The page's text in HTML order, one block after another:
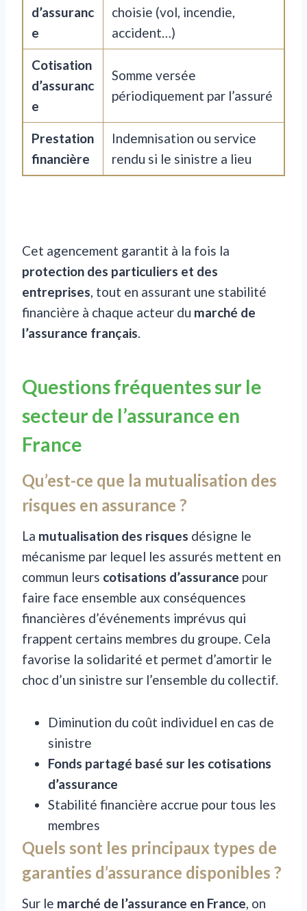
d’assuranc
e
choisie (vol, incendie,
accident…)
Cotisation
d’assuranc
e
Somme versée
périodiquement par l’assuré
Prestation
financière
Indemnisation ou service
rendu si le sinistre a lieu
Cet agencement garantit à la fois la
protection des particuliers et des
entreprises, tout en assurant une stabilité
financière à chaque acteur du marché de
l’assurance français.
Questions fréquentes sur le
secteur de l’assurance en
France
Qu’est-ce que la mutualisation des
risques en assurance ?
La mutualisation des risques désigne le
mécanisme par lequel les assurés mettent en
commun leurs cotisations d’assurance pour
faire face ensemble aux conséquences
financières d’événements imprévus qui
frappent certains membres du groupe. Cela
favorise la solidarité et permet d’amortir le
choc d’un sinistre sur l’ensemble du collectif.
Diminution du coût individuel en cas de
sinistre
Fonds partagé basé sur les cotisations
d’assurance
Stabilité financière accrue pour tous les
membres
Quels sont les principaux types de
garanties d’assurance disponibles ?
Sur le marché de l’assurance en France, on